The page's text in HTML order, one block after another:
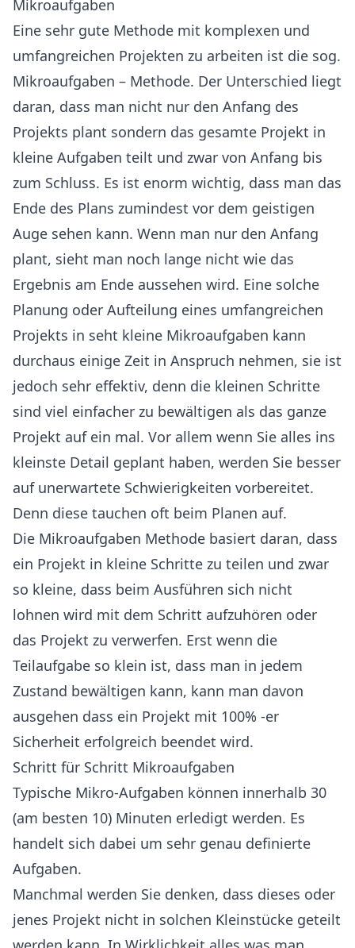
Mikroaufgaben
Eine sehr gute Methode mit komplexen und
umfangreichen Projekten zu arbeiten ist die sog.
Mikroaufgaben – Methode. Der Unterschied liegt
daran, dass man nicht nur den Anfang des
Projekts plant sondern das gesamte Projekt in
kleine Aufgaben teilt und zwar von Anfang bis
zum Schluss. Es ist enorm wichtig, dass man das
Ende des Plans zumindest vor dem geistigen
Auge sehen kann. Wenn man nur den Anfang
plant, sieht man noch lange nicht wie das
Ergebnis am Ende aussehen wird. Eine solche
Planung oder Aufteilung eines umfangreichen
Projekts in seht kleine Mikroaufgaben kann
durchaus einige Zeit in Anspruch nehmen, sie ist
jedoch sehr effektiv, denn die kleinen Schritte
sind viel einfacher zu bewältigen als das ganze
Projekt auf ein mal. Vor allem wenn Sie alles ins
kleinste Detail geplant haben, werden Sie besser
auf unerwartete Schwierigkeiten vorbereitet.
Denn diese tauchen oft beim Planen auf.
Die Mikroaufgaben Methode basiert daran, dass
ein Projekt in kleine Schritte zu teilen und zwar
so kleine, dass beim Ausführen sich nicht
lohnen wird mit dem Schritt aufzuhören oder
das Projekt zu verwerfen. Erst wenn die
Teilaufgabe so klein ist, dass man in jedem
Zustand bewältigen kann, kann man davon
ausgehen dass ein Projekt mit 100% -er
Sicherheit erfolgreich beendet wird.
Schritt für Schritt Mikroaufgaben
Typische Mikro-Aufgaben können innerhalb 30
(am besten 10) Minuten erledigt werden. Es
handelt sich dabei um sehr genau definierte
Aufgaben.
Manchmal werden Sie denken, dass dieses oder
jenes Projekt nicht in solchen Kleinstücke geteilt